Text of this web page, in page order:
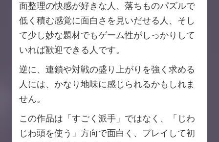
面整理の快感が好きな人、落ちものパズルで
低く積む感覚に面白さを見いだせる人、そし
て少し妙な題材でもゲーム性がしっかりして
いれば歓迎できる人です。
逆に、連鎖や対戦の盛り上がりを強く求める
人には、かなり地味に感じられるかもしれま
せん。
この作品は「すごく派手」ではなく、「じわ
じわ頭を使う」方向で面白く、プレイして初